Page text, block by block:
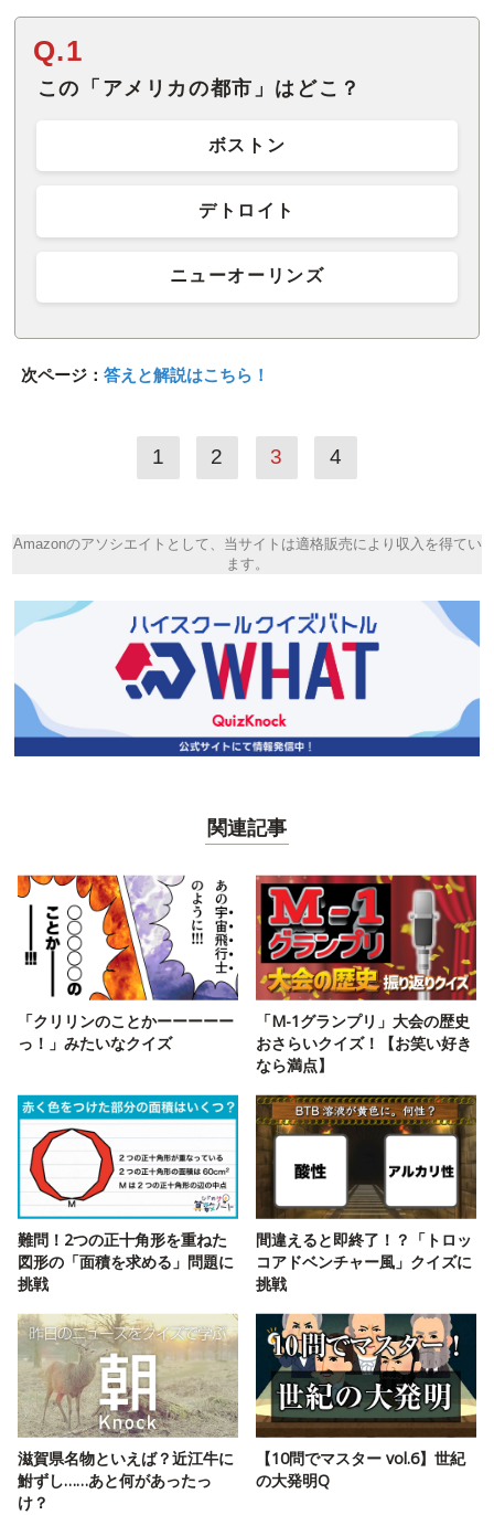
Q.1
この「アメリカの都市」はどこ？
ボストン
デトロイト
ニューオーリンズ
次ページ： 答えと解説はこちら！
1 2 3 4
Amazonのアソシエイトとして、当サイトは適格販売により収入を得てい
ます。
関連記事
「クリリンのことかーーーーー
っ！」みたいなクイズ
「M-1グランプリ」大会の歴史
おさらいクイズ！【お笑い好き
なら満点】
難問！2つの正十角形を重ねた
図形の「面積を求める」問題に
挑戦
間違えると即終了！？「トロッ
コアドベンチャー風」クイズに
挑戦
滋賀県名物といえば？近江牛に
鮒ずし……あと何があったっ
け？
【10問でマスター vol.6】世紀
の大発明Q